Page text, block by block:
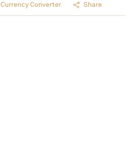
Currency Converter Share